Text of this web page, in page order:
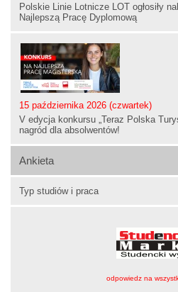
Polskie Linie Lotnicze LOT ogłosiły
Najlepszą Pracę Dyplomową
15 października 2026 (czwartek)
V edycja konkursu „Teraz Polska
nagród dla absolwentów!
Ankieta
Typ studiów i praca
odpowiedz na